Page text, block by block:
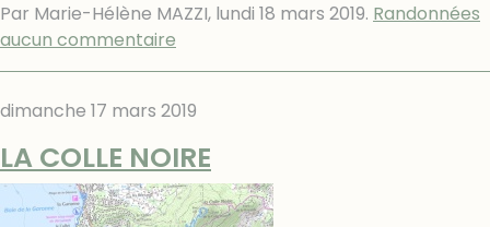
Par Marie-Hélène MAZZI, lundi 18 mars 2019. Randonnées
aucun commentaire
dimanche 17 mars 2019
LA COLLE NOIRE